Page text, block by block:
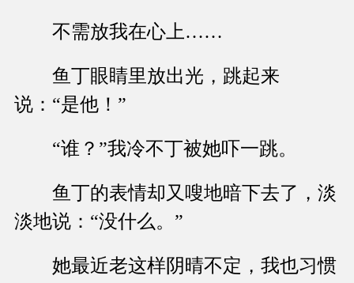
不需放我在心上……
鱼丁眼睛里放出光，跳起来
说：“是他！”
“谁？”我冷不丁被她吓一跳。
鱼丁的表情却又嗖地暗下去了，淡
淡地说：“没什么。”
她最近老这样阴晴不定，我也习惯